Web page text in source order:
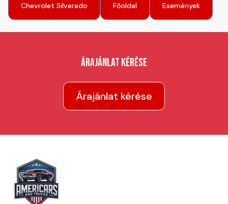
Chevrolet Silverado Főoldal Események
Árajánlat kérése
Árajánlat kérése